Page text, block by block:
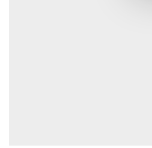
Spara mitt namn, min e-